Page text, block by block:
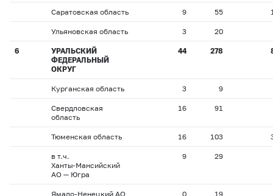
Саратовская область 9 55
Ульяновская область 3 20
6
УРАЛЬСКИЙ
ФЕДЕРАЛЬНЫЙ
ОКРУГ
44 278
Курганская область 3 9
Свердловская
область
16 91
Тюменская область 16 103
в т.ч.
Ханты-Мансийский
АО — Югра
9 29
Ямало-Ненецкий АО 0 19